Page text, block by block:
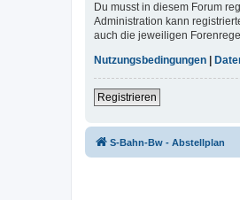
Du musst in diesem Forum
Administration kann
auch die jeweiligen
Nutzungsbedingungen
Registrieren
S-Bahn-Bw - Abstellplan